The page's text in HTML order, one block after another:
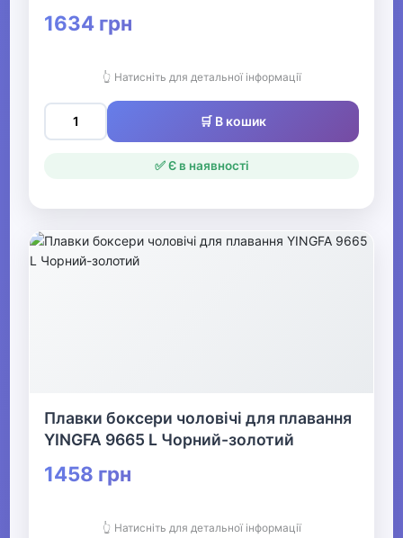
1634 грн
👆 Натисніть для детальної інформації
🛒 В кошик
✅ Є в наявності
Плавки боксери чоловічі для плавання
YINGFA 9665 L Чорний-золотий
1458 грн
👆 Натисніть для детальної інформації